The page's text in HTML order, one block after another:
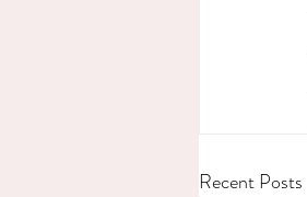
Recent Posts